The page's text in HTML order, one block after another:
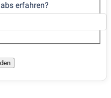
erfahren?